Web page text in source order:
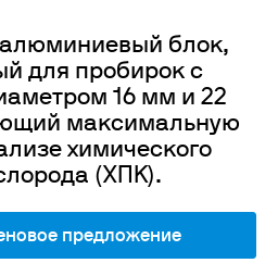
блок,
для пробирок с
16 мм и 22
максимальную
химического
(ХПК).
предложение